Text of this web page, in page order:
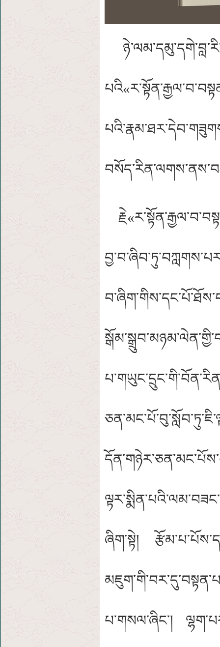
པའི
ཞིག་སྟེ།
པ་གསལ་ཞིང་།